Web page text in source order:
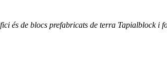
és de blocs prefabricats de terra Tapialblock i